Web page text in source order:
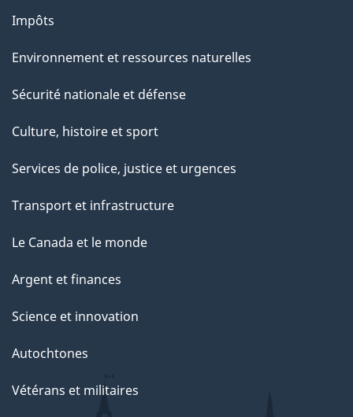
Impôts
Environnement et ressources naturelles
Sécurité nationale et défense
Culture, histoire et sport
Services de police, justice et urgences
Transport et infrastructure
Le Canada et le monde
Argent et finances
Science et innovation
Autochtones
Vétérans et militaires